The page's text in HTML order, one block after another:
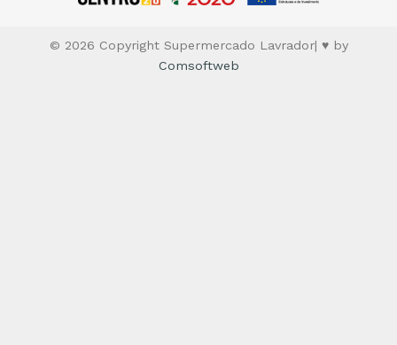
© 2026 Copyright Supermercado Lavrador| ♥ by
Comsoftweb